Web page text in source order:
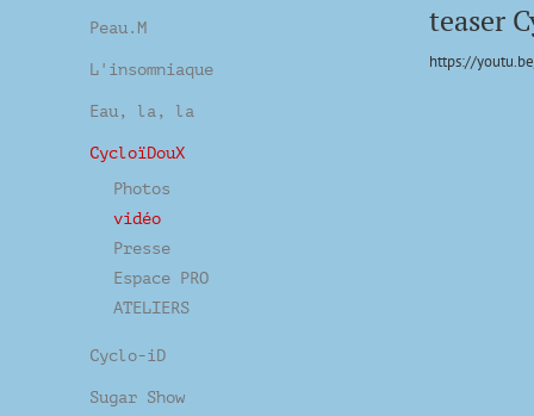
Peau.M
L'insomniaque
Eau, la, la
CycloïDouX
Photos
vidéo
Presse
Espace PRO
ATELIERS
Cyclo-iD
Sugar Show
teaser
https://